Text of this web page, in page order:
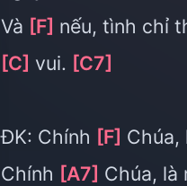
Và [F] nếu, tình chỉ
[C] vui. [C7]
ĐK: Chính [F] Chúa,
Chính [A7] Chúa, là